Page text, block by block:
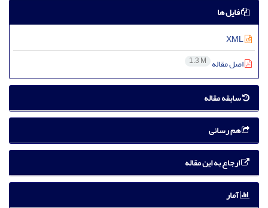
فایل ها
اصل مقاله 1.3 M
سابقه مقاله
هم رسانی
ارجاع به این مقاله
آمار